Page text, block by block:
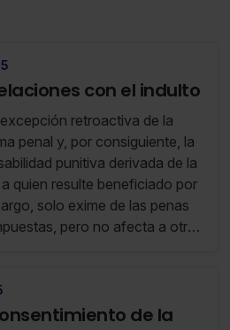
con el indulto
retroactiva de la
penal y, por consiguiente, la
punitiva derivada de la
quien resulte beneficiado por
solo exime de las penas
pero no afecta a otras
de la